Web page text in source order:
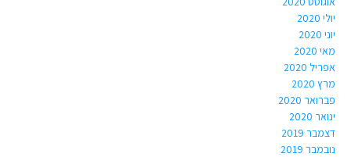
יולי 2020
יוני 2020
מאי 2020
אפריל 2020
מרץ 2020
פברואר 2020
ינואר 2020
דצמבר 2019
נובמבר 2019